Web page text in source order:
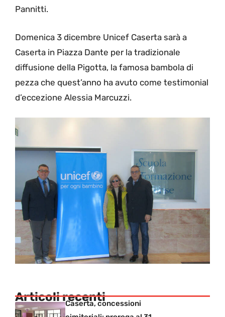
Pannitti.
Domenica 3 dicembre Unicef Caserta sarà a
Caserta in Piazza Dante per la tradizionale
diffusione della Pigotta, la famosa bambola di
pezza che quest’anno ha avuto come testimonial
d’eccezione Alessia Marcuzzi.
Articoli recenti
Caserta, concessioni